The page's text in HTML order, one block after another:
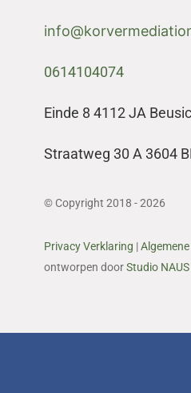
0614104074
Einde 8 4112 JA
Straatweg 30 A 3604
© Copyright 2018 - 2026
Privacy Verklaring |
ontworpen doorStudio NAUS